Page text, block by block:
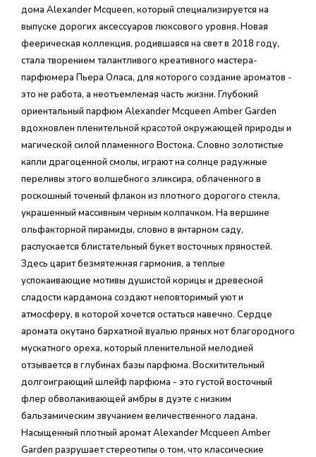
дома Alexander Mcqueen, который специализируется на
выпуске дорогих аксессуаров люксового уровня. Новая
феерическая коллекция, родившаяся на свет в 2018 году,
стала творением талантливого креативного мастера-
парфюмера Пьера Оласа, для которого создание ароматов -
это не работа, а неотъемлемая часть жизни. Глубокий
ориентальный парфюм Alexander Mcqueen Amber Garden
вдохновлен пленительной красотой окружающей природы и
магической силой пламенного Востока. Словно золотистые
капли драгоценной смолы, играют на солнце радужные
переливы этого волшебного эликсира, облаченного в
роскошный точеный флакон из плотного дорогого стекла,
украшенный массивным черным колпачком. На вершине
ольфакторной пирамиды, словно в янтарном саду,
распускается блистательный букет восточных пряностей.
Здесь царит безмятежная гармония, а теплые
успокаивающие мотивы душистой корицы и древесной
сладости кардамона создают неповторимый уют и
атмосферу, в которой хочется остаться навечно. Сердце
аромата окутано бархатной вуалью пряных нот благородного
мускатного ореха, который пленительной мелодией
отзывается в глубинах базы парфюма. Восхитительный
долгоиграющий шлейф парфюма - это густой восточный
флер обволакивающей амбры в дуэте с низким
бальзамическим звучанием величественного ладана.
Насыщенный плотный аромат Alexander Mcqueen Amber
Garden разрушает стереотипы о том, что классические